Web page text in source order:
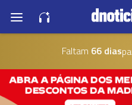
Faltam 66 dias